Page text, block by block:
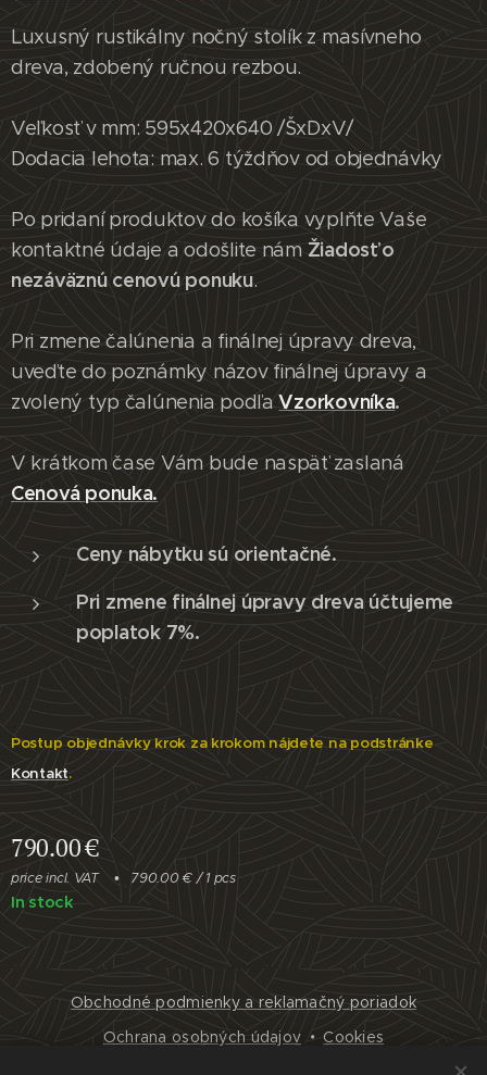
Rustikálny nočný stolík Arcad
Luxusný rustikálny nočný stolík z masívneho
dreva, zdobený ručnou rezbou.
Veľkosť v mm: 595x420x640 /ŠxDxV/
Dodacia lehota: max. 6 týždňov od objednávky
Po pridaní produktov do košíka vyplňte Vaše
kontaktné údaje a odošlite nám Žiadosť o
nezáväznú cenovú ponuku.
Pri zmene čalúnenia a finálnej úpravy dreva,
uveďte do poznámky názov finálnej úpravy a
zvolený typ čalúnenia podľaVzorkovníka.
V krátkom čase Vám bude naspäť zaslaná
Cenová ponuka.
Ceny nábytku sú orientačné.
Pri zmene finálnej úpravy dreva účtujeme
poplatok 7%.
Postup objednávky krok za krokom nájdete na podstránke
Kontakt.
790.00€
price incl. VAT 790.00 € / 1 pcs
In stock
Obchodné podmienky a reklamačný poriadok
Ochrana osobných údajov
Cookies